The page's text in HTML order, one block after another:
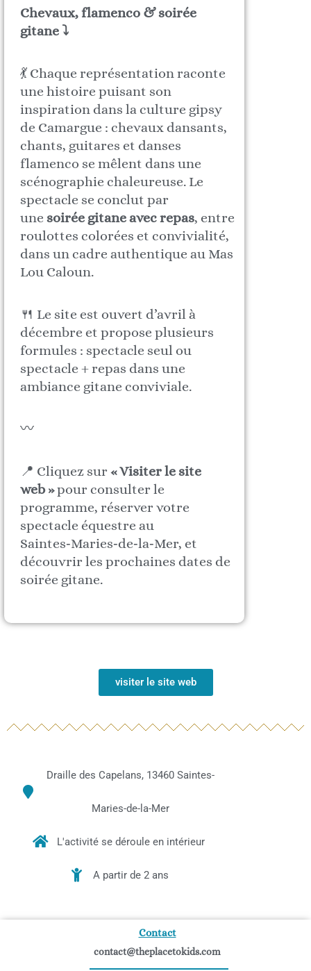
Chevaux, flamenco & soirée
gitane ⤵
💃 Chaque représentation raconte
une histoire puisant son
inspiration dans la culture gipsy
de Camargue : chevaux dansants,
chants, guitares et danses
flamenco se mêlent dans une
scénographie chaleureuse. Le
spectacle se conclut par
une soirée gitane avec repas, entre
roulottes colorées et convivialité,
dans un cadre authentique au Mas
Lou Caloun.
🍴 Le site est ouvert d’avril à
décembre et propose plusieurs
formules : spectacle seul ou
spectacle + repas dans une
ambiance gitane conviviale.
〰️
📍 Cliquez sur« Visiter le site
web »pour consulter le
programme, réserver votre
spectacle équestre au
Saintes‑Maries‑de‑la‑Mer, et
découvrir les prochaines dates de
soirée gitane.
visiter le site web
Draille des Capelans, 13460 Saintes-
Maries-de-la-Mer
L'activité se déroule en intérieur
A partir de 2 ans
Contact
contact@theplacetokids.com